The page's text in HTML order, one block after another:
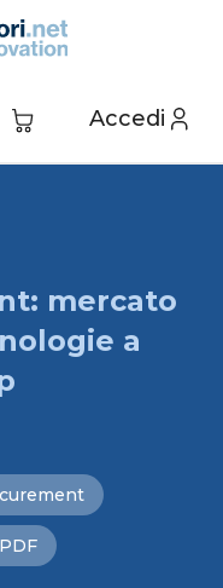
Accedi
mercato
a
PDF